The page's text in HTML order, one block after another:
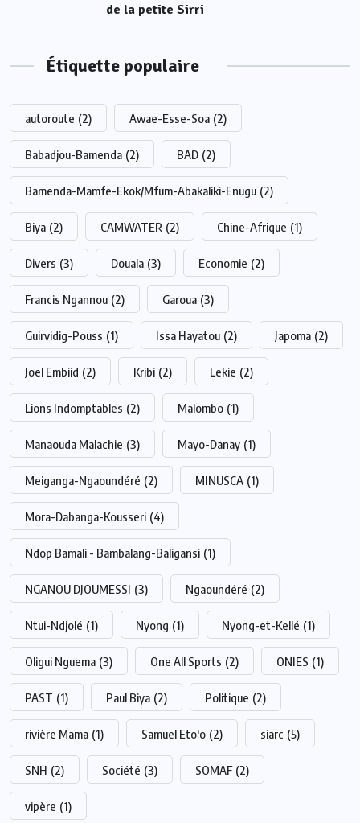
de la petite Sirri
Étiquette populaire
autoroute (2) Awae-Esse-Soa (2)
Babadjou-Bamenda (2) BAD (2)
Bamenda-Mamfe-Ekok/Mfum-Abakaliki-Enugu (2)
Biya (2) CAMWATER (2) Chine-Afrique (1)
Divers (3) Douala (3) Economie (2)
Francis Ngannou (2) Garoua (3)
Guirvidig-Pouss (1) Issa Hayatou (2) Japoma (2)
Joel Embiid (2) Kribi (2) Lekie (2)
Lions Indomptables (2) Malombo (1)
Manaouda Malachie (3) Mayo-Danay (1)
Meiganga-Ngaoundéré (2) MINUSCA (1)
Mora-Dabanga-Kousseri (4)
Ndop Bamali - Bambalang-Baligansi (1)
NGANOU DJOUMESSI (3) Ngaoundéré (2)
Ntui-Ndjolé (1) Nyong (1) Nyong-et-Kellé (1)
Oligui Nguema (3) One All Sports (2) ONIES (1)
PAST (1) Paul Biya (2) Politique (2)
rivière Mama (1) Samuel Eto'o (2) siarc (5)
SNH (2) Société (3) SOMAF (2)
vipère (1)